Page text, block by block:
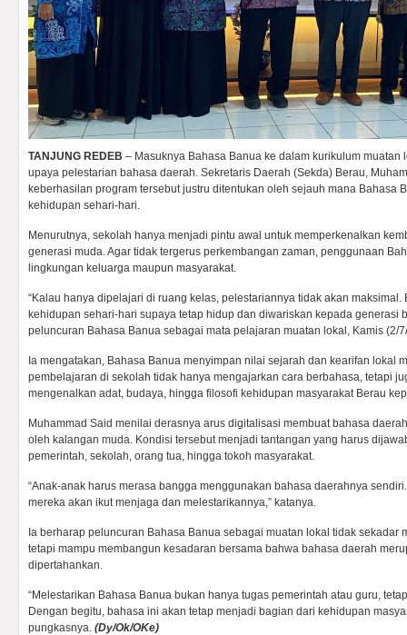
TANJUNG REDEB – Masuknya Bahasa Banua ke dalam kurikulum
upaya pelestarian bahasa daerah. Sekretaris Daerah (Sekda) Berau,
keberhasilan program tersebut justru ditentukan oleh sejauh mana Bahasa
kehidupan sehari-hari.
Menurutnya, sekolah hanya menjadi pintu awal untuk memperkenalkan
generasi muda. Agar tidak tergerus perkembangan zaman, penggunaan
lingkungan keluarga maupun masyarakat.
“Kalau hanya dipelajari di ruang kelas, pelestariannya tidak akan
kehidupan sehari-hari supaya tetap hidup dan diwariskan kepada generasi
peluncuran Bahasa Banua sebagai mata pelajaran muatan lokal, Kamis (2/
Ia mengatakan, Bahasa Banua menyimpan nilai sejarah dan kearifan lokal
pembelajaran di sekolah tidak hanya mengajarkan cara berbahasa, tetapi
mengenalkan adat, budaya, hingga filosofi kehidupan masyarakat Berau
Muhammad Said menilai derasnya arus digitalisasi membuat bahasa
oleh kalangan muda. Kondisi tersebut menjadi tantangan yang harus
pemerintah, sekolah, orang tua, hingga tokoh masyarakat.
“Anak-anak harus merasa bangga menggunakan bahasa daerahnya
mereka akan ikut menjaga dan melestarikannya,” katanya.
Ia berharap peluncuran Bahasa Banua sebagai muatan lokal tidak sekadar
tetapi mampu membangun kesadaran bersama bahwa bahasa daerah
dipertahankan.
“Melestarikan Bahasa Banua bukan hanya tugas pemerintah atau guru,
Dengan begitu, bahasa ini akan tetap menjadi bagian dari kehidupan
pungkasnya. (Dy/Ok/OKe)